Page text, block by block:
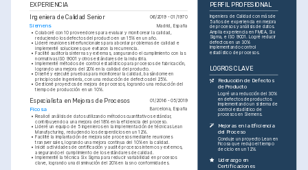
EXPERIENCIA
Ingeniera de Calidad Senior 06/2019 - 01/1970
Siemens Madrid, España
• Colaboré con 10 proveedores para evaluar y monitorear la calidad,
reduciendo los defectos del producto en un 15% en un año.
• Lideré reuniones interfuncionales para abordar problemas de calidad e
implementé soluciones que evitaron la recurrencia.
• Facilité auditorías internas y externas, asegurando el cumplimiento con las
normativas ISO 9001 y otros estándares de la industria.
•
Implementé métodos de control estadístico para procesos de fabricación,
logrando una mejora del 20% en la calidad del producto.
• Diseñé y ejecuté pruebas para monitorear la calidad, basándome en
principios de ingeniería, con una reducción de defectos del 25%.
• Gestioné proyectos de mejora de procesos, logrando una reducción del
tiempo de producción en un 10%.
Especialista en Mejoras de Procesos 01/2016 - 05/2019
Ficosa Barcelona, España
• Realicé análisis de datos utilizando métodos cuantitativos estándar,
contribuyendo a una mejora del 18% en la eficiencia del proceso.
• Lideré un equipo de 5 ingenieros en la implementación de técnicas Lean
Manufacturing, reduciendo los desperdicios en un 12%.
• Facilité la implantación de mejoras de procesos mediante reuniones
transversales, logrando una mejora continua del 10% en la calidad.
•
Inicié actividades de certificación y audité procesos internos y externos,
asegurando el cumplimiento de los estándares de calidad.
•
Implementé la técnica Six Sigma para reducir variabilidad en procesos
clave, logrando una disminución del 20% en las no conformidades.
PERFIL PROFESIONAL
Ingeniera de Calidad con más de
5 años de experiencia en mejora
de procesos y análisis de datos.
Amplia experiencia en FMEA, Six
Sigma, e ISO 9001. Logré reducir
defectos en un 30%
implementando control
estadístico de procesos.
LOGROS CLAVE
Reducción de Defectos
de Producto
Logré una reducción del 30%
en defectos de productos
implementando un sistema de
control estadístico de
procesos en Siemens.
Mejoras en la Eficiencia
del Proceso
Conduje un proyecto Lean en
Ficosa que redujo el tiempo
de ciclo en un 12%.
Liderazgo en
Certificaciones